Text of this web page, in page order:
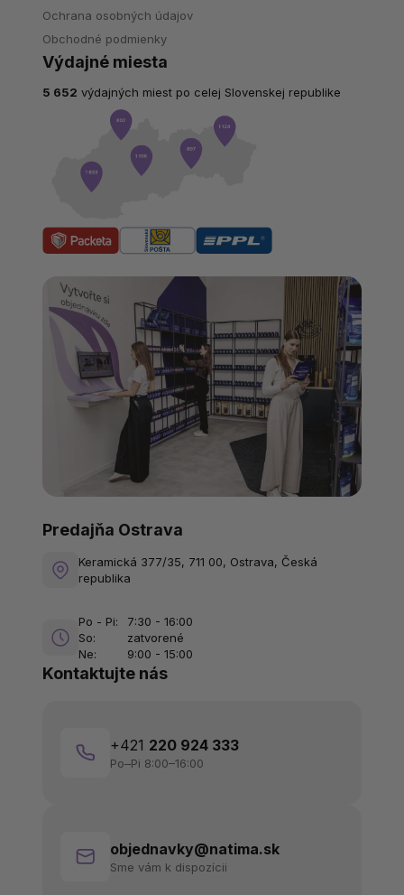
Ochrana osobných údajov
Obchodné podmienky
Kontaktujte nás
+421 220 924 333
Po–Pi 8:00–16:00
objednavky@natima.sk
Sme vám k dispozícii
Predajňa Ostrava
Keramická 377/35, 711 00, Ostrava, Česká
republika
Po - Pi:
7:30 - 16:00
So:
zatvorené
Ne:
9:00 - 15:00
Výdajné miesta
5 652 výdajných miest po celej Slovenskej republike